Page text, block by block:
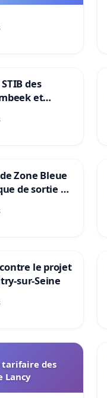
des
et
Zone Bleue
de sortie de
le projet
sur-Seine
tarifaire des
Lancy